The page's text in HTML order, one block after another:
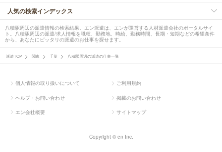
人気の検索インデックス
八積駅周辺の派遣情報の検索結果。エン派遣は、エンが運営する人材派遣会社のポータルサイ
ト。八積駅周辺の派遣/求人情報を職種、勤務地、時給、勤務時間、長期・短期などの希望条件
から、あなたにピッタリの派遣のお仕事を探せます。
派遣TOP 関東 千葉 八積駅周辺の派遣の仕事一覧
個人情報の取り扱いについて ご利用規約
ヘルプ・お問い合わせ 掲載のお問い合わせ
エン会社概要 サイトマップ
Copyright © en Inc.